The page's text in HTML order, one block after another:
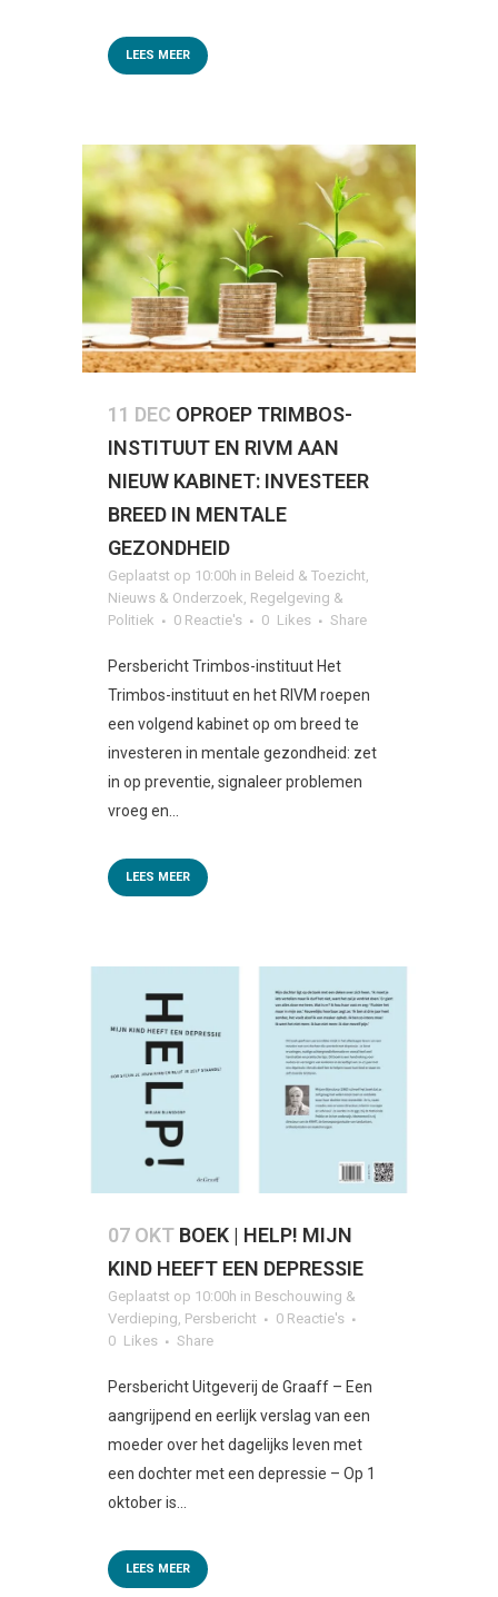
LEES MEER
11 DEC OPROEP TRIMBOS-
INSTITUUT EN RIVM AAN
NIEUW KABINET: INVESTEER
BREED IN MENTALE
GEZONDHEID
Geplaatst op 10:00h in Beleid & Toezicht
Nieuws & Onderzoek Regelgeving &
Politiek
0 Reactie's 0 Likes Share
Persbericht Trimbos-instituut Het
Trimbos-instituut en het RIVM roepen
een volgend kabinet op om breed te
investeren in mentale gezondheid: zet
in op preventie, signaleer problemen
vroeg en...
LEES MEER
07 OKT BOEK | HELP! MIJN
KIND HEEFT EEN DEPRESSIE
Geplaatst op 10:00h in Beschouwing &
Verdieping, Persbericht
0 Reactie's
0 Likes Share
Persbericht Uitgeverij de Graaff – Een
aangrijpend en eerlijk verslag van een
moeder over het dagelijks leven met
een dochter met een depressie – Op 1
oktober is...
LEES MEER